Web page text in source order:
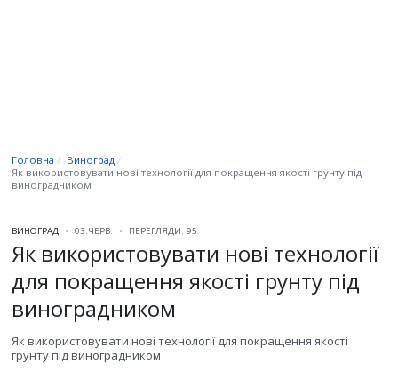
Головна
Виноград
Як використовувати нові технології для покращення якості грунту під
виноградником
ВИНОГРАД 03.ЧЕРВ. ПЕРЕГЛЯДИ: 95
Як використовувати нові технології
для покращення якості грунту під
виноградником
Як використовувати нові технології для покращення якості
грунту під виноградником